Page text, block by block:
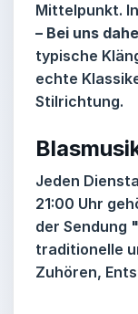
Mittelpunkt.
– Bei uns
typische
echte
Stilrichtung.
Jeden
21:00 Uhr
der Sendung
traditionelle
Zuhören,